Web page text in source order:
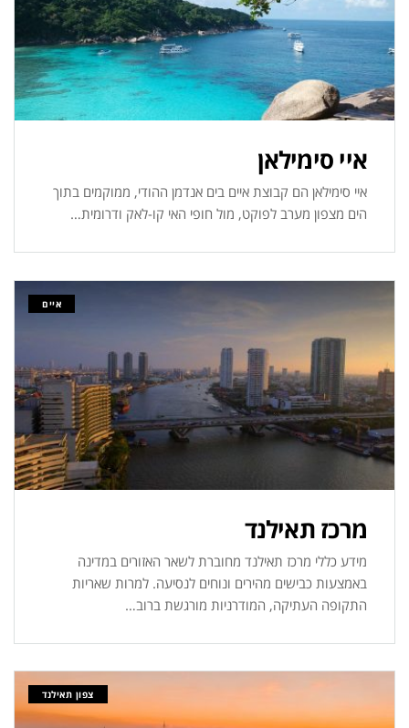
איי סימילאן
איי סימילאן הם קבוצת איים בים אנדמן ההודי, ממוקמים בתוך
הים מצפון מערב לפוקט, מול חופי האי קו-לאק ודרומית…
איים
מרכז תאילנד
מידע כללי מרכז תאילנד מחוברת לשאר האזורים במדינה
באמצעות כבישים מהירים ונוחים לנסיעה. למרות שאריות
התקופה העתיקה, המודרניות מורגשת ברוב…
צפון תאילנד